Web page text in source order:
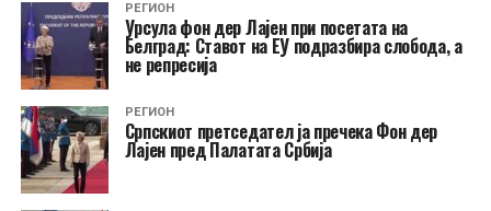
РЕГИОН
Урсула фон дер Лајен при посетата на
Белград: Ставот на ЕУ подразбира слобода, а
не репресија
РЕГИОН
Српскиот претседател ја пречека Фон дер
Лајен пред Палатата Србија